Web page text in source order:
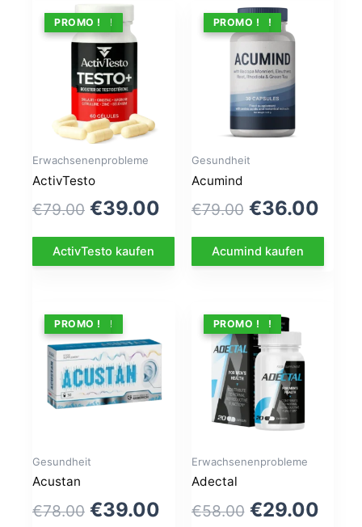
ANGEBOT !
PROMO !
Erwachsenenprobleme
ActivTesto
€79.00 Le
prix
initial
€39.00
prix
actuel
ActivTesto kaufen
ANGEBOT !
PROMO !
Gesundheit
Acumind
€79.00 Le
prix
initial
€36.00Le
prix
Acumind kaufen
ANGEBOT !
PROMO !
Gesundheit
Acustan
€78.00 Le
€39.00
ANGEBOT !
PROMO !
Erwachsenenprobleme
Adectal
€58.00 Le
€29.00Le